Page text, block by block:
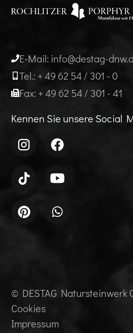
E-Mail: info@destag-
Tel.: + 49 62 54 / 301 - 0
Fax: + 49 62 54 / 301 - 41
Kennen Sie unsere Social
© DESTAG Natursteinwerk
Cookies
Impressum